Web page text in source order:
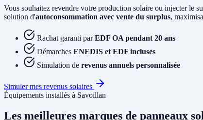
Vous souhaitez revendre votre production solaire ou injecter le
solution d'autoconsommation avec vente du surplus,
Rachat garanti parEDF OA pendant 20 ans
Démarches ENEDIS et EDF incluses
Simulation de revenus annuels personnalisée
Simuler mes revenus solaires
Équipements installés à Savoillan
Les meilleures marques de panneaux